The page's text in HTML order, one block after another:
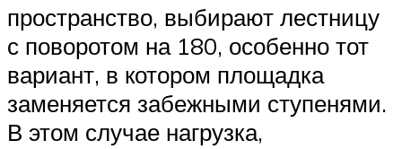
пространство, выбирают лестницу
с поворотом на 180, особенно тот
вариант, в котором площадка
заменяется забежными ступенями.
В этом случае нагрузка,